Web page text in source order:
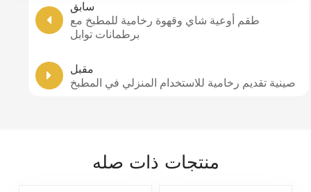
سابق
طقم أوعية شاي وقهوة رخامية للمطبخ مع
برطمانات توابل
مقبل
صينية تقديم رخامية للاستخدام المنزلي في المطبخ
منتجات ذات صله